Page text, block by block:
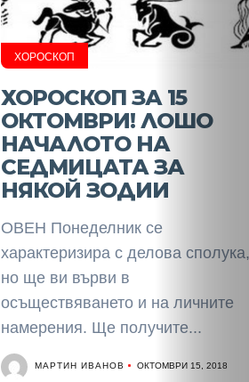
ХОРОСКОП
ХОРОСКОП ЗА 15
ОКТОМВРИ! ЛОШО
НАЧАЛОТО НА
СЕДМИЦАТА ЗА
НЯКОЙ ЗОДИИ
ОВЕН Понеделник се
характеризира с делова сполука,
но ще ви върви в
осъществяването и на личните
намерения. Ще получите...
МАРТИН ИВАНОВ ОКТОМВРИ 15, 2018